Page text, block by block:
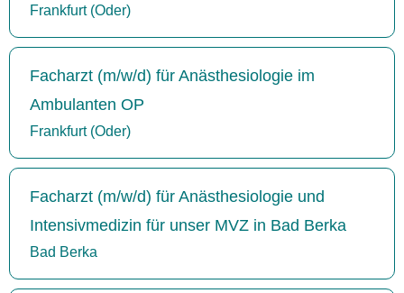
Frankfurt (Oder)
Facharzt (m/w/d) für Anästhesiologie im
Ambulanten OP
Frankfurt (Oder)
Facharzt (m/w/d) für Anästhesiologie und
Intensivmedizin für unser MVZ in Bad Berka
Bad Berka